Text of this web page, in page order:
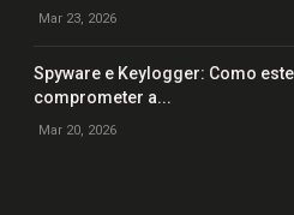
Mar 23, 2026
Spyware e Keylogger: Como
comprometer a...
Mar 20, 2026